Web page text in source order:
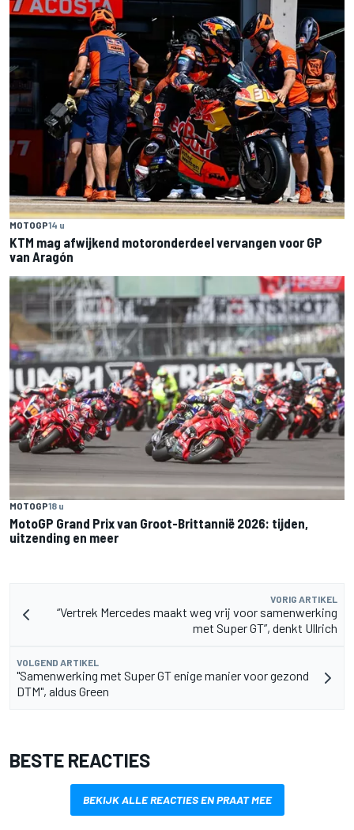
MOTOGP14 u
KTM mag afwijkend motoronderdeel vervangen voor GP
van Aragón
MOTOGP18 u
MotoGP Grand Prix van Groot-Brittannië 2026: tijden,
uitzending en meer
VORIG ARTIKEL
“Vertrek Mercedes maakt weg vrij voor samenwerking
met Super GT”, denkt Ullrich
VOLGEND ARTIKEL
"Samenwerking met Super GT enige manier voor gezond
DTM", aldus Green
BESTE REACTIES
BEKIJK ALLE REACTIES EN PRAAT MEE